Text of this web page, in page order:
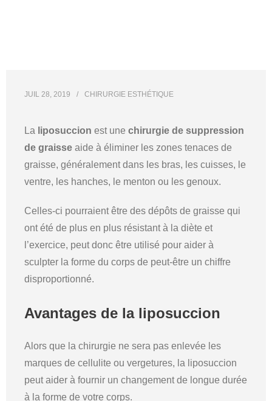
JUIL 28, 2019 CHIRURGIE ESTHÉTIQUE
La liposuccion est une chirurgie de suppression
de graisse aide à éliminer les zones tenaces de
graisse, généralement dans les bras, les cuisses, le
ventre, les hanches, le menton ou les genoux.
Celles-ci pourraient être des dépôts de graisse qui
ont été de plus en plus résistant à la diète et
l’exercice, peut donc être utilisé pour aider à
sculpter la forme du corps de peut-être un chiffre
disproportionné.
Avantages de la liposuccion
Alors que la chirurgie ne sera pas enlevée les
marques de cellulite ou vergetures, la liposuccion
peut aider à fournir un changement de longue durée
à la forme de votre corps.